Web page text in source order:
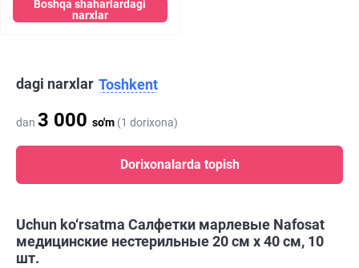
Boshqa shaharlardagi
narxlar
dagi narxlar Toshkent
dan 3 000 so'm (1 dorixona)
Dorixonalarda topish
Uchun ko‘rsatma Салфетки марлевые Nafosat
медицинские нестерильные 20 см х 40 см, 10
шт.